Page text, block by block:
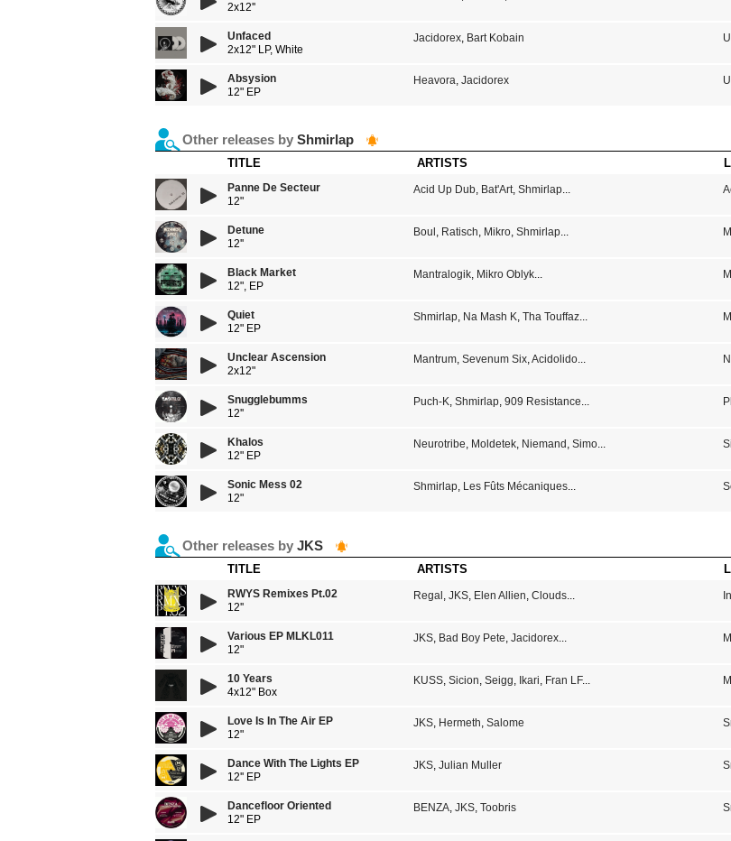
2x12''
Unfaced
2x12" LP, White
Jacidorex, Bart Kobain
Absysion
12" EP
Heavora, Jacidorex
Other releases by Shmirlap
TITLE ARTISTS
Panne De Secteur
12"
Acid Up Dub, Bat'Art, Shmirlap...
Detune
12''
Boul , Ratisch, Mikro, Shmirlap...
Black Market
12", EP
Mantralogik, Mikro Oblyk...
Quiet
12" EP
Shmirlap, Na Mash K, Tha Touffaz...
Unclear Ascension
2x12"
Mantrum, Sevenum Six,Acidolido...
Snugglebumms
12''
Puch-K, Shmirlap, 909 Resistance...
Khalos
12" EP
Neurotribe, Moldetek, Niemand , Simo...
Sonic Mess 02
12"
Shmirlap, Les Fûts Mécaniques...
Other releases by JKS
TITLE ARTISTS
RWYS Remixes Pt.02
12''
Regal , JKS, Elen Allien, Clouds...
Various EP MLKL011
12"
JKS, Bad Boy Pete, Jacidorex...
10 Years
4x12" Box
KUSS, Sicion, Seigg, Ikari, Fran LF...
Love Is In The Air EP
12"
JKS, Hermeth, Salome
Dance With The Lights EP
12'' EP
JKS, Julian Muller
Dancefloor Oriented
12" EP
BENZA, JKS, Toobris